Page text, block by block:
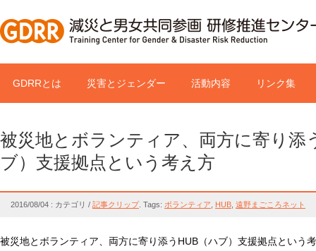
GDRRとは 災害とジェンダー 活動内容 リンク集
被災地とボランティア、両方に寄り添
ブ）支援拠点という考え方
2016/08/04 : カテゴリ / 記事クリップ. Tags: ボランティア HUB 遠野まごころネット
被災地とボランティア、両方に寄り添うHUB（ハブ）支援拠点という